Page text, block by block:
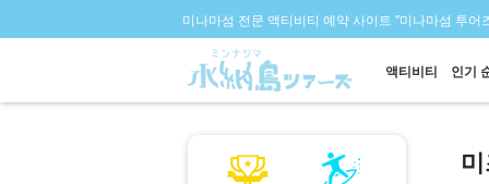
미나마섬 전문 액티비티 예약 사이트 "미나마섬 투어
액티비티 인기